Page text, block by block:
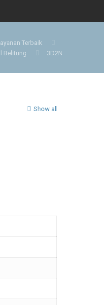
Terbaik
Belitung
3D2N
Show all